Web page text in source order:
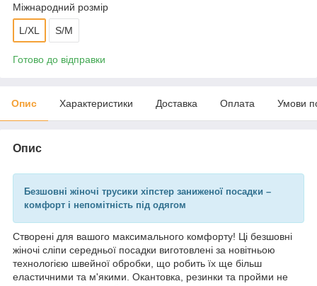
Міжнародний розмір
L/XL S/M
Готово до відправки
Опис Характеристики Доставка Оплата Умови
Опис
Безшовні жіночі трусики хіпстер заниженої посадки –
комфорт і непомітність під одягом
Створені для вашого максимального комфорту! Ці безшовні
жіночі сліпи середньої посадки виготовлені за новітньою
технологією швейної обробки, що робить їх ще більш
еластичними та м'якими. Окантовка, резинки та пройми не